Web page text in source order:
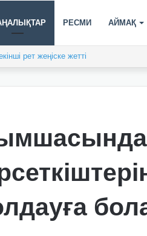
РЕСМИ АЙМАҚ
рет жеңіске жетті